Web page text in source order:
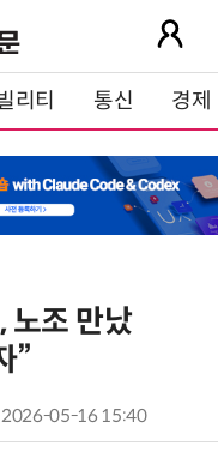
리티 통신 경제
노조 만났
”
2026-05-16 15:40